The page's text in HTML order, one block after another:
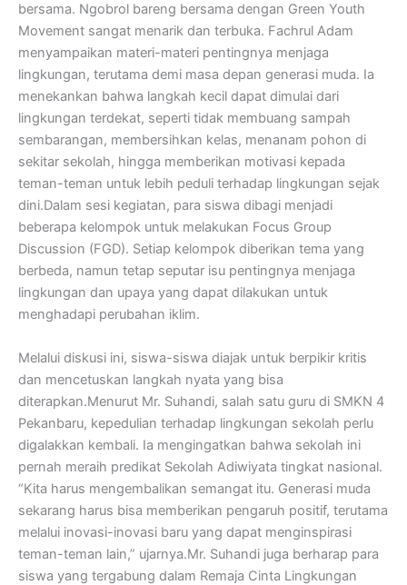
bersama. Ngobrol bareng bersama dengan Green Youth
Movement sangat menarik dan terbuka. Fachrul Adam
menyampaikan materi-materi pentingnya menjaga
lingkungan, terutama demi masa depan generasi muda. Ia
menekankan bahwa langkah kecil dapat dimulai dari
lingkungan terdekat, seperti tidak membuang sampah
sembarangan, membersihkan kelas, menanam pohon di
sekitar sekolah, hingga memberikan motivasi kepada
teman-teman untuk lebih peduli terhadap lingkungan sejak
dini.Dalam sesi kegiatan, para siswa dibagi menjadi
beberapa kelompok untuk melakukan Focus Group
Discussion (FGD). Setiap kelompok diberikan tema yang
berbeda, namun tetap seputar isu pentingnya menjaga
lingkungan dan upaya yang dapat dilakukan untuk
menghadapi perubahan iklim.
Melalui diskusi ini, siswa-siswa diajak untuk berpikir kritis
dan mencetuskan langkah nyata yang bisa
diterapkan.Menurut Mr. Suhandi, salah satu guru di SMKN 4
Pekanbaru, kepedulian terhadap lingkungan sekolah perlu
digalakkan kembali. Ia mengingatkan bahwa sekolah ini
pernah meraih predikat Sekolah Adiwiyata tingkat nasional.
“Kita harus mengembalikan semangat itu. Generasi muda
sekarang harus bisa memberikan pengaruh positif, terutama
melalui inovasi-inovasi baru yang dapat menginspirasi
teman-teman lain,” ujarnya.Mr. Suhandi juga berharap para
siswa yang tergabung dalam Remaja Cinta Lingkungan